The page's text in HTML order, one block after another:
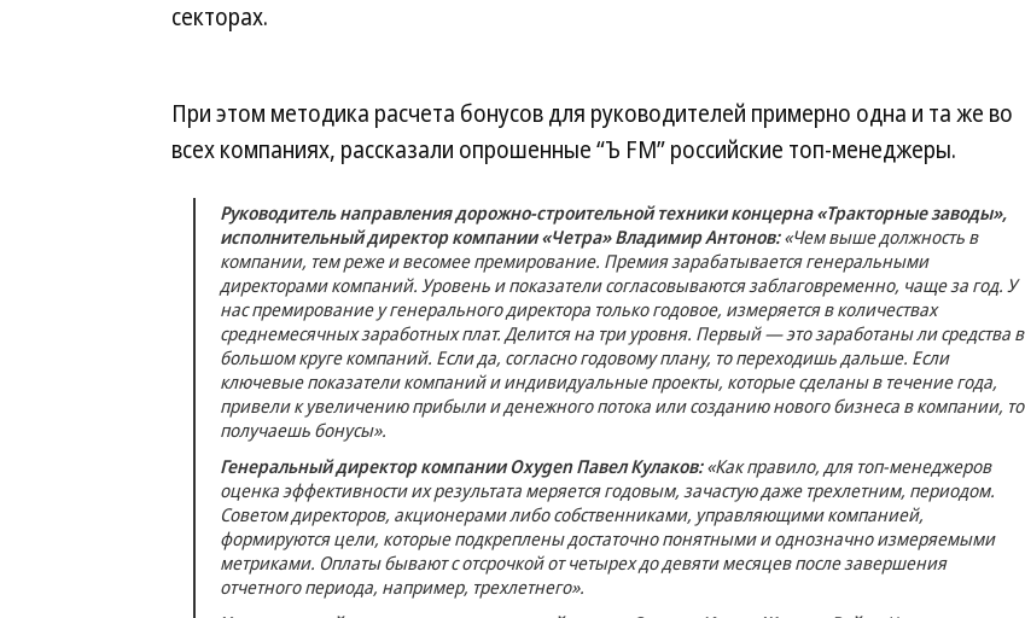
секторах.
При этом методика расчета бонусов для руководителей примерно одна и та же во
всех компаниях, рассказали опрошенные “Ъ FM” российские топ-менеджеры.
Руководитель направления дорожно-строительной техники концерна «Тракторные заводы»,
исполнительный директор компании «Четра» Владимир Антонов:«Чем выше должность в
компании, тем реже и весомее премирование. Премия зарабатывается генеральными
директорами компаний. Уровень и показатели согласовываются заблаговременно, чаще за год. У
нас премирование у генерального директора только годовое, измеряется в количествах
среднемесячных заработных плат. Делится на три уровня. Первый — это заработаны ли средства в
большом круге компаний. Если да, согласно годовому плану, то переходишь дальше. Если
ключевые показатели компаний и индивидуальные проекты, которые сделаны в течение года,
привели к увеличению прибыли и денежного потока или созданию нового бизнеса в компании, то
получаешь бонусы».
Генеральный директор компании Oxygen Павел Кулаков:«Как правило, для топ-менеджеров
оценка эффективности их результата меряется годовым, зачастую даже трехлетним, периодом.
Советом директоров, акционерами либо собственниками, управляющими компанией,
формируются цели, которые подкреплены достаточно понятными и однозначно измеряемыми
метриками. Оплаты бывают с отсрочкой от четырех до девяти месяцев после завершения
отчетного периода, например, трехлетнего».